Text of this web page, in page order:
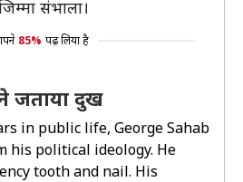
संभाला।
85% पढ़ लिया है
ने जताया दुख
in public life, George Sahab
his political ideology. He
tooth and nail. His